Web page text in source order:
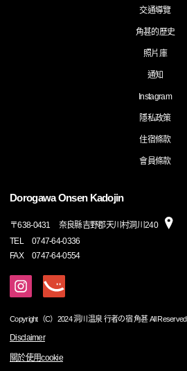
交通導覽
角甚的歷史
照片庫
通知
Instagram
隱私政策
住宿條款
會員條款
Dorogawa Onsen Kadojin
〒638-0431
奈良縣吉野郡天川村洞川240
TEL
0747-64-0336
FAX
0747-64-0554
Copyright（C）2024 洞川温泉 行者の宿 角甚 All Reserved.
Disclaimer
關於使用cookie